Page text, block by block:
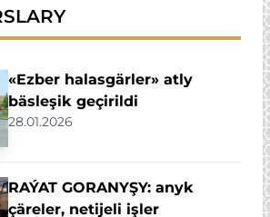
«Ezber halasgärler» atly
bäsleşik geçirildi
28.01.2026
RAÝAT GORANYŞY: anyk
çäreler, netijeli işler